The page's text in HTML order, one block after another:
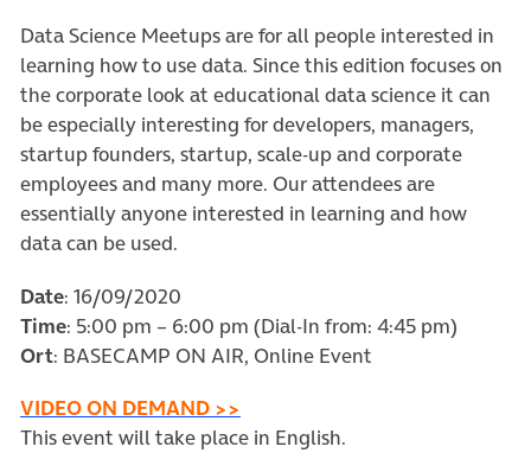
Data Science Meetups are for all people interested in
learning how to use data. Since this edition focuses on
the corporate look at educational data science it can
be especially interesting for developers, managers,
startup founders, startup, scale-up and corporate
employees and many more. Our attendees are
essentially anyone interested in learning and how
data can be used.
Date: 16/09/2020
Time: 5:00 pm – 6:00 pm (Dial-In from: 4:45 pm)
Ort: BASECAMP ON AIR, Online Event
VIDEO ON DEMAND >>
This event will take place in English.